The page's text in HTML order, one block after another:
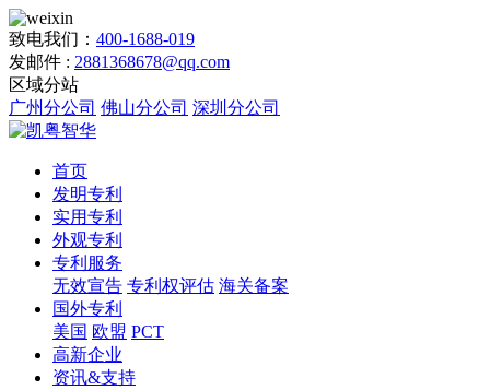
致电我们： 400-1688-019
发邮件 : 2881368678@qq.com
区域分站
广州分公司 佛山分公司 深圳分公司
首页
发明专利
实用专利
外观专利
专利服务
无效宣告 专利权评估 海关备案
国外专利
美国 欧盟 PCT
高新企业
资讯&支持